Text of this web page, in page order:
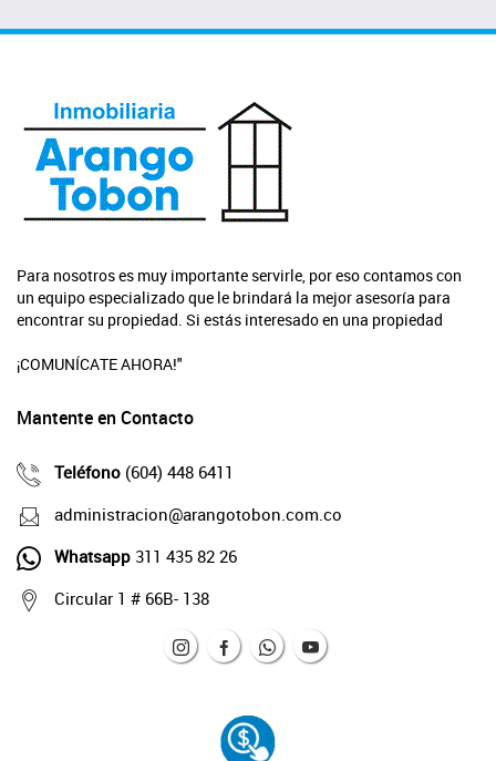
Para nosotros es muy importante servirle, por eso contamos con
un equipo especializado que le brindará la mejor asesoría para
encontrar su propiedad. Si estás interesado en una propiedad
¡COMUNÍCATE AHORA!"
Mantente en Contacto
Teléfono (604) 448 6411
administracion@arangotobon.com.co
Whatsapp 311 435 82 26
Circular 1 # 66B- 138